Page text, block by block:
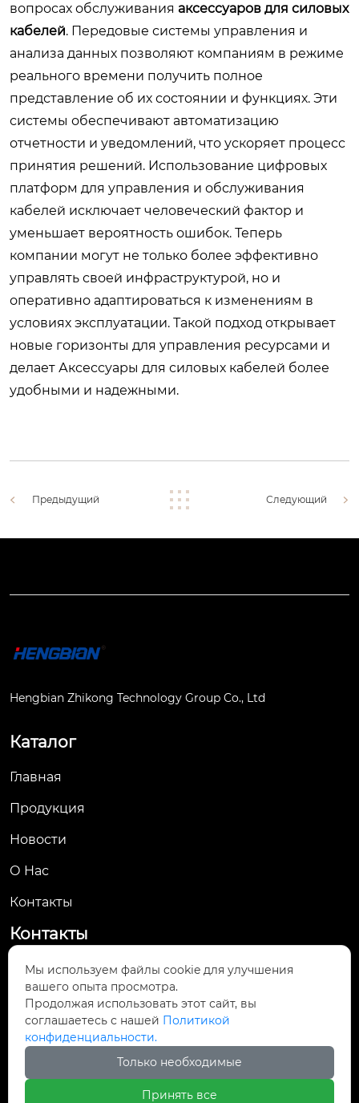
вопросах обслуживания аксессуаров для силовых
кабелей. Передовые системы управления и
анализа данных позволяют компаниям в режиме
реального времени получить полное
представление об их состоянии и функциях. Эти
системы обеспечивают автоматизацию
отчетности и уведомлений, что ускоряет процесс
принятия решений. Использование цифровых
платформ для управления и обслуживания
кабелей исключает человеческий фактор и
уменьшает вероятность ошибок. Теперь
компании могут не только более эффективно
управлять своей инфраструктурой, но и
оперативно адаптироваться к изменениям в
условиях эксплуатации. Такой подход открывает
новые горизонты для управления ресурсами и
делает Аксессуары для силовых кабелей более
удобными и надежными.
Предыдущий Следующий
Hengbian Zhikong Technology Group Co., Ltd
Каталог
Главная
Продукция
Новости
О Hас
Контакты
Контакты

No. 61, Jingsan Road, Yueqing Economic
Development Zone, Yueqing City, Wenzhou,
Zhejiang Province
 yunsale007@gmail.com

Мы используем файлы cookie для улучшения
вашего опыта просмотра.
Продолжая использовать этот сайт, вы
соглашаетесь с нашей Политикой
конфиденциальности.
Только необходимые
Принять все